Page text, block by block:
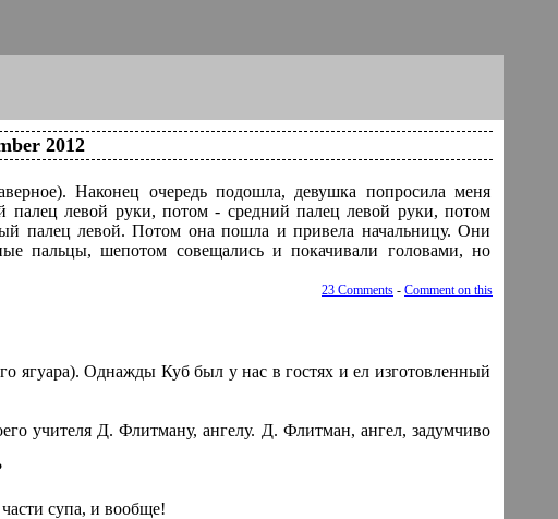
2012
Наконец очередь подошла, девушка попросила меня
палец левой руки, потом - средний палец левой руки, потом
палец левой. Потом она пошла и привела начальницу. Они
пальцы, шепотом совещались и покачивали головами, но
23 Comments - Comment on this
ягуара). Однажды Куб был у нас в гостях и ел изготовленный
учителя Д. Флитману, ангелу. Д. Флитман, ангел, задумчиво
супа, и вообще!